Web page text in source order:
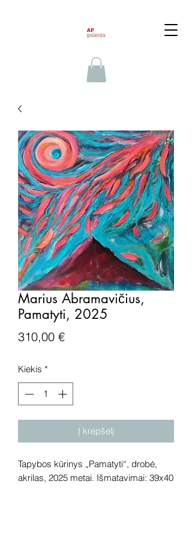
Marius Abramavičius,
Pamatyti, 2025
310,00 €Price
Kiekis *
Į krepšelį
Tapybos kūrinys „Pamatyti“, drobė,
akrilas, 2025 metai. Išmatavimai: 39x40